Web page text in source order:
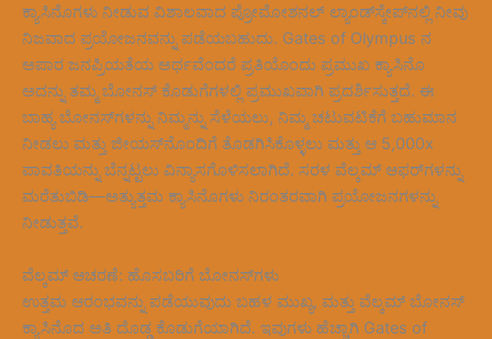
ಕ್ಯಾಸಿನೊಗಳು ನೀಡುವ ವಿಶಾಲವಾದ ಪ್ರೋಮೋಶನಲ್ ಲ್ಯಾಂಡ್‌ಸ್ಕೇಪ್‌ನಲ್ಲಿ ನೀವು
ನಿಜವಾದ ಪ್ರಯೋಜನವನ್ನು ಪಡೆಯಬಹುದು. Gates of Olympus ನ
ಅಪಾರ ಜನಪ್ರಿಯತೆಯ ಅರ್ಥವೆಂದರೆ ಪ್ರತಿಯೊಂದು ಪ್ರಮುಖ ಕ್ಯಾಸಿನೊ
ಅದನ್ನು ತಮ್ಮ ಬೋನಸ್ ಕೊಡುಗೆಗಳಲ್ಲಿ ಪ್ರಮುಖವಾಗಿ ಪ್ರದರ್ಶಿಸುತ್ತದೆ. ಈ
ಬಾಹ್ಯ ಬೋನಸ್‌ಗಳನ್ನು ನಿಮ್ಮನ್ನು ಸೆಳೆಯಲು, ನಿಮ್ಮ ಚಟುವಟಿಕೆಗೆ ಬಹುಮಾನ
ನೀಡಲು ಮತ್ತು ಜೀಯಸ್‌ನೊಂದಿಗೆ ತೊಡಗಿಸಿಕೊಳ್ಳಲು ಮತ್ತು ಆ 5,000x
ಪಾವತಿಯನ್ನು ಬೆನ್ನಟ್ಟಲು ವಿನ್ಯಾಸಗೊಳಿಸಲಾಗಿದೆ. ಸರಳ ವೆಲ್ಕಮ್ ಆಫರ್‌ಗಳನ್ನು
ಮರೆತುಬಿಡಿ—ಅತ್ಯುತ್ತಮ ಕ್ಯಾಸಿನೊಗಳು ನಿರಂತರವಾಗಿ ಪ್ರಯೋಜನಗಳನ್ನು
ನೀಡುತ್ತವೆ.
ವೆಲ್ಕಮ್ ಆಚರಣೆ: ಹೊಸಬರಿಗೆ ಬೋನಸ್‌ಗಳು
ಉತ್ತಮ ಆರಂಭವನ್ನು ಪಡೆಯುವುದು ಬಹಳ ಮುಖ್ಯ, ಮತ್ತು ವೆಲ್ಕಮ್ ಬೋನಸ್
ಕ್ಯಾಸಿನೊದ ಅತಿ ದೊಡ್ಡ ಕೊಡುಗೆಯಾಗಿದೆ. ಇವುಗಳು ಹೆಚ್ಚಾಗಿ Gates of